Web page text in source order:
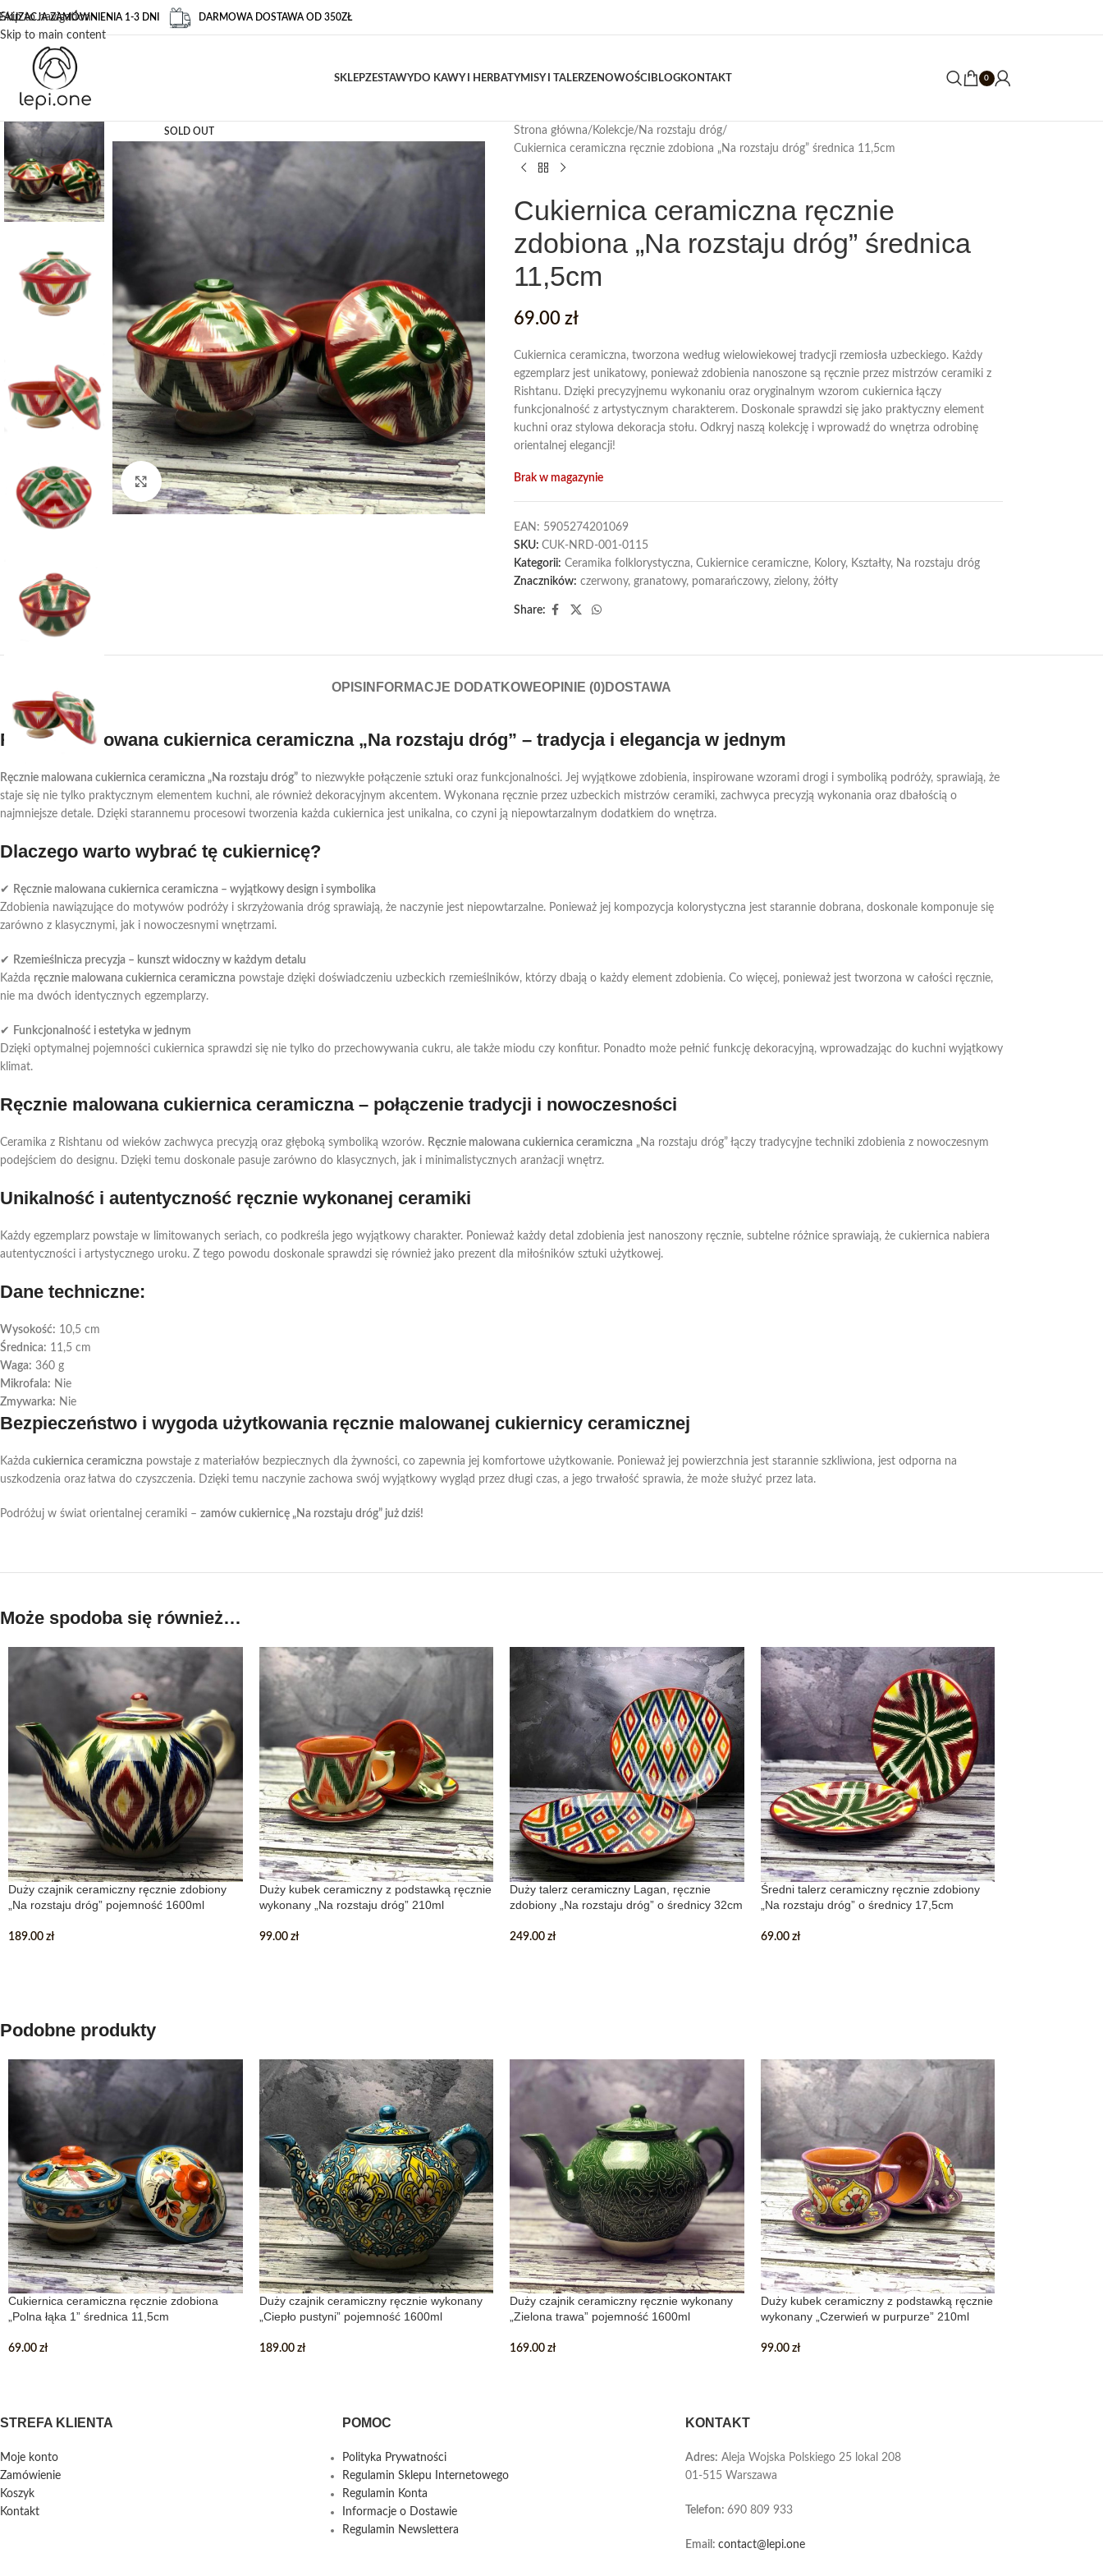
Skip to navigation
Skip to main content
ZAMÓWNIENIA 1-3 DNI DARMOWA DOSTAWA OD 350ZŁ
SKLEPZESTAWYDO KAWY I HERBATYMISY I TALERZENOWOŚCI BLOGKONTAKT 0
SOLD OUT
Click to enlarge
Strona główna Kolekcje Na rozstaju dróg
Cukiernica ceramiczna ręcznie zdobiona „Na rozstaju dróg” średnica 11,5cm
Cukiernica ceramiczna ręcznie
zdobiona „Na rozstaju dróg” średnica
11,5cm
69.00 zł
Cukiernica ceramiczna, tworzona według wielowiekowej tradycji rzemiosła uzbeckiego. Każdy
egzemplarz jest unikatowy, ponieważ zdobienia nanoszone są ręcznie przez mistrzów ceramiki z
Rishtanu. Dzięki precyzyjnemu wykonaniu oraz oryginalnym wzorom cukiernica łączy
funkcjonalność z artystycznym charakterem. Doskonale sprawdzi się jako praktyczny element
kuchni oraz stylowa dekoracja stołu. Odkryj naszą kolekcję i wprowadź do wnętrza odrobinę
orientalnej elegancji!
Brak w magazynie
EAN: 5905274201069
SKU: CUK-NRD-001-0115
Kategorii: Ceramika folklorystyczna, Cukiernice ceramiczne, Kolory, Kształty, Na rozstaju dróg
Znaczników: czerwony, granatowy, pomarańczowy, zielony, żółty
Share:
OPIS INFORMACJE DODATKOWEOPINIE (0)DOSTAWA
Ręcznie malowana cukiernica ceramiczna „Na rozstaju dróg” – tradycja i elegancja w jednym
Ręcznie malowana cukiernica ceramiczna „Na rozstaju dróg” to niezwykłe połączenie sztuki oraz funkcjonalności. Jej wyjątkowe zdobienia, inspirowane wzorami drogi i symboliką podróży, sprawiają, że
staje się nie tylko praktycznym elementem kuchni, ale również dekoracyjnym akcentem. Wykonana ręcznie przez uzbeckich mistrzów ceramiki, zachwyca precyzją wykonania oraz dbałością o
najmniejsze detale. Dzięki starannemu procesowi tworzenia każda cukiernica jest unikalna, co czyni ją niepowtarzalnym dodatkiem do wnętrza.
Dlaczego warto wybrać tę cukiernicę?
✔
Ręcznie malowana cukiernica ceramiczna – wyjątkowy design i symbolika
Zdobienia nawiązujące do motywów podróży i skrzyżowania dróg sprawiają, że naczynie jest niepowtarzalne. Ponieważ jej kompozycja kolorystyczna jest starannie dobrana, doskonale komponuje się
zarówno z klasycznymi, jak i nowoczesnymi wnętrzami.
✔
Rzemieślnicza precyzja – kunszt widoczny w każdym detalu
Każda ręcznie malowana cukiernica ceramiczna powstaje dzięki doświadczeniu uzbeckich rzemieślników, którzy dbają o każdy element zdobienia. Co więcej, ponieważ jest tworzona w całości ręcznie,
nie ma dwóch identycznych egzemplarzy.
✔
Funkcjonalność i estetyka w jednym
Dzięki optymalnej pojemności cukiernica sprawdzi się nie tylko do przechowywania cukru, ale także miodu czy konfitur. Ponadto może pełnić funkcję dekoracyjną, wprowadzając do kuchni wyjątkowy
klimat.
Ręcznie malowana cukiernica ceramiczna – połączenie tradycji i nowoczesności
Ceramika z Rishtanu od wieków zachwyca precyzją oraz głęboką symboliką wzorów. Ręcznie malowana cukiernica ceramiczna „Na rozstaju dróg” łączy tradycyjne techniki zdobienia z nowoczesnym
podejściem do designu. Dzięki temu doskonale pasuje zarówno do klasycznych, jak i minimalistycznych aranżacji wnętrz.
Unikalność i autentyczność ręcznie wykonanej ceramiki
Każdy egzemplarz powstaje w limitowanych seriach, co podkreśla jego wyjątkowy charakter. Ponieważ każdy detal zdobienia jest nanoszony ręcznie, subtelne różnice sprawiają, że cukiernica nabiera
autentyczności i artystycznego uroku. Z tego powodu doskonale sprawdzi się również jako prezent dla miłośników sztuki użytkowej.
Dane techniczne:
Wysokość: 10,5 cm
Średnica: 11,5 cm
Waga: 360 g
Mikrofala: Nie
Zmywarka: Nie
Bezpieczeństwo i wygoda użytkowania ręcznie malowanej cukiernicy ceramicznej
Każda cukiernica ceramiczna powstaje z materiałów bezpiecznych dla żywności, co zapewnia jej komfortowe użytkowanie. Ponieważ jej powierzchnia jest starannie szkliwiona, jest odporna na
uszkodzenia oraz łatwa do czyszczenia. Dzięki temu naczynie zachowa swój wyjątkowy wygląd przez długi czas, a jego trwałość sprawia, że może służyć przez lata.
Podróżuj w świat orientalnej ceramiki – zamów cukiernicę „Na rozstaju dróg” już dziś!
Może spodoba się również…
Duży czajnik ceramiczny ręcznie zdobiony
„Na rozstaju dróg” pojemność 1600ml
189.00 zł
Duży kubek ceramiczny z podstawką ręcznie
wykonany „Na rozstaju dróg” 210ml
99.00 zł
Duży talerz ceramiczny Lagan, ręcznie
zdobiony „Na rozstaju dróg” o średnicy 32cm
249.00 zł
Średni talerz ceramiczny ręcznie zdobiony
„Na rozstaju dróg” o średnicy 17,5cm
69.00 zł
Podobne produkty
Cukiernica ceramiczna ręcznie zdobiona
„Polna łąka 1” średnica 11,5cm
69.00 zł
Duży czajnik ceramiczny ręcznie wykonany
„Ciepło pustyni” pojemność 1600ml
189.00 zł
Duży czajnik ceramiczny ręcznie wykonany
„Zielona trawa” pojemność 1600ml
169.00 zł
Duży kubek ceramiczny z podstawką ręcznie
wykonany „Czerwień w purpurze” 210ml
99.00 zł
STREFA KLIENTA
Moje konto
Zamówienie
Koszyk
Kontakt
POMOC
Polityka Prywatności
Regulamin Sklepu Internetowego
Regulamin Konta
Informacje o Dostawie
Regulamin Newslettera
KONTAKT
Adres: Aleja Wojska Polskiego 25 lokal 208
01-515 Warszawa
Telefon: 690 809 933
Email: contact@lepi.one